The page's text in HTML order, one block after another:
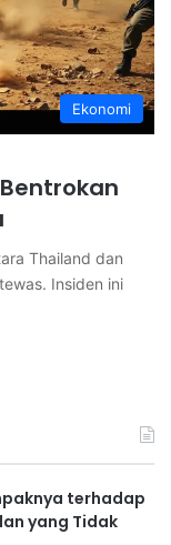
Ekonomi
Thailand dan
Insiden ini
terhadap
yang Tidak